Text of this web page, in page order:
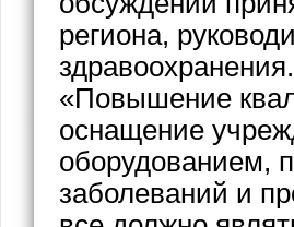
региона,
здравоохранения.
«Повышение
оснащение
оборудованием,
заболеваний и